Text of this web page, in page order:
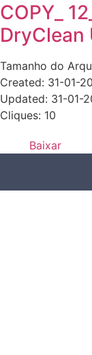
COPY_
DryClean
Tamanho do
Created: 31-01-
Updated: 31-01-
Cliques: 10
Baixar